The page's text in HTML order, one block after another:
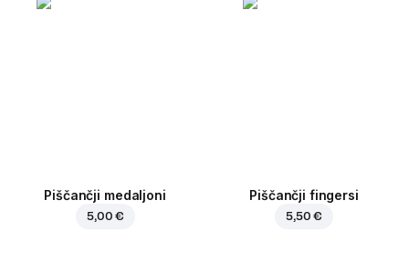
Piščančji medaljoni
5,00 €
Piščančji fingersi
5,50 €